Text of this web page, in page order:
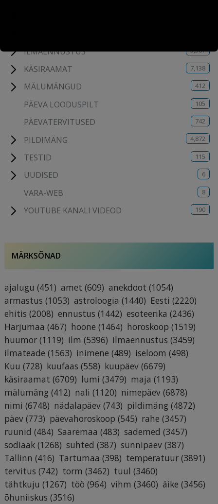
ILMAENNUSTUS 5,387
KÄSIRAAMAT 7,138
MÄLUMÄNGUD 412
PÄEVA LOODUSPILT 105
PÄEVATERVITUSED 742
PILDIMÄNG 4,872
TESTID 115
UUDISED 6
VARA-WEB 8
YOUTUBE KANALI VIDEOD 190
MÄRKSÕNAD
ajalugu (451) amet (609) anekdoot (1054)
armastus (1053) astroloogia (1440) Eesti (2220)
ehitis (2008) ennustus (1442) esoteerika (2436)
Harjumaa (467) hoone (1464) horoskoop (1519)
huumor (1119) ilm (5396) ilmaennustus (3459)
ilmateade (1563) inimene (489) iseloom (498)
Kuu (728) kuufaas (558) kuupäev (6679)
käsiraamat (6709) lumi (3479) maja (1193)
mälumäng (412) nali (1120) nimepäev (6878)
nimi (6748) nädalapäev (743) pildimäng (4872)
päev (773) päevahoroskoop (545) rahe (3457)
ruunid (484) Saaremaa (483) sademed (3457)
sodiaak (1268) suhted (387) sünnipäev (387)
Tallinn (416) Tartumaa (398) temperatuur (3891)
tervitus (742) torm (3462) tuul (3460)
tähtkuju (1267) töö (964) vihm (3460) äike (3456)
õhuniiskus (3516)